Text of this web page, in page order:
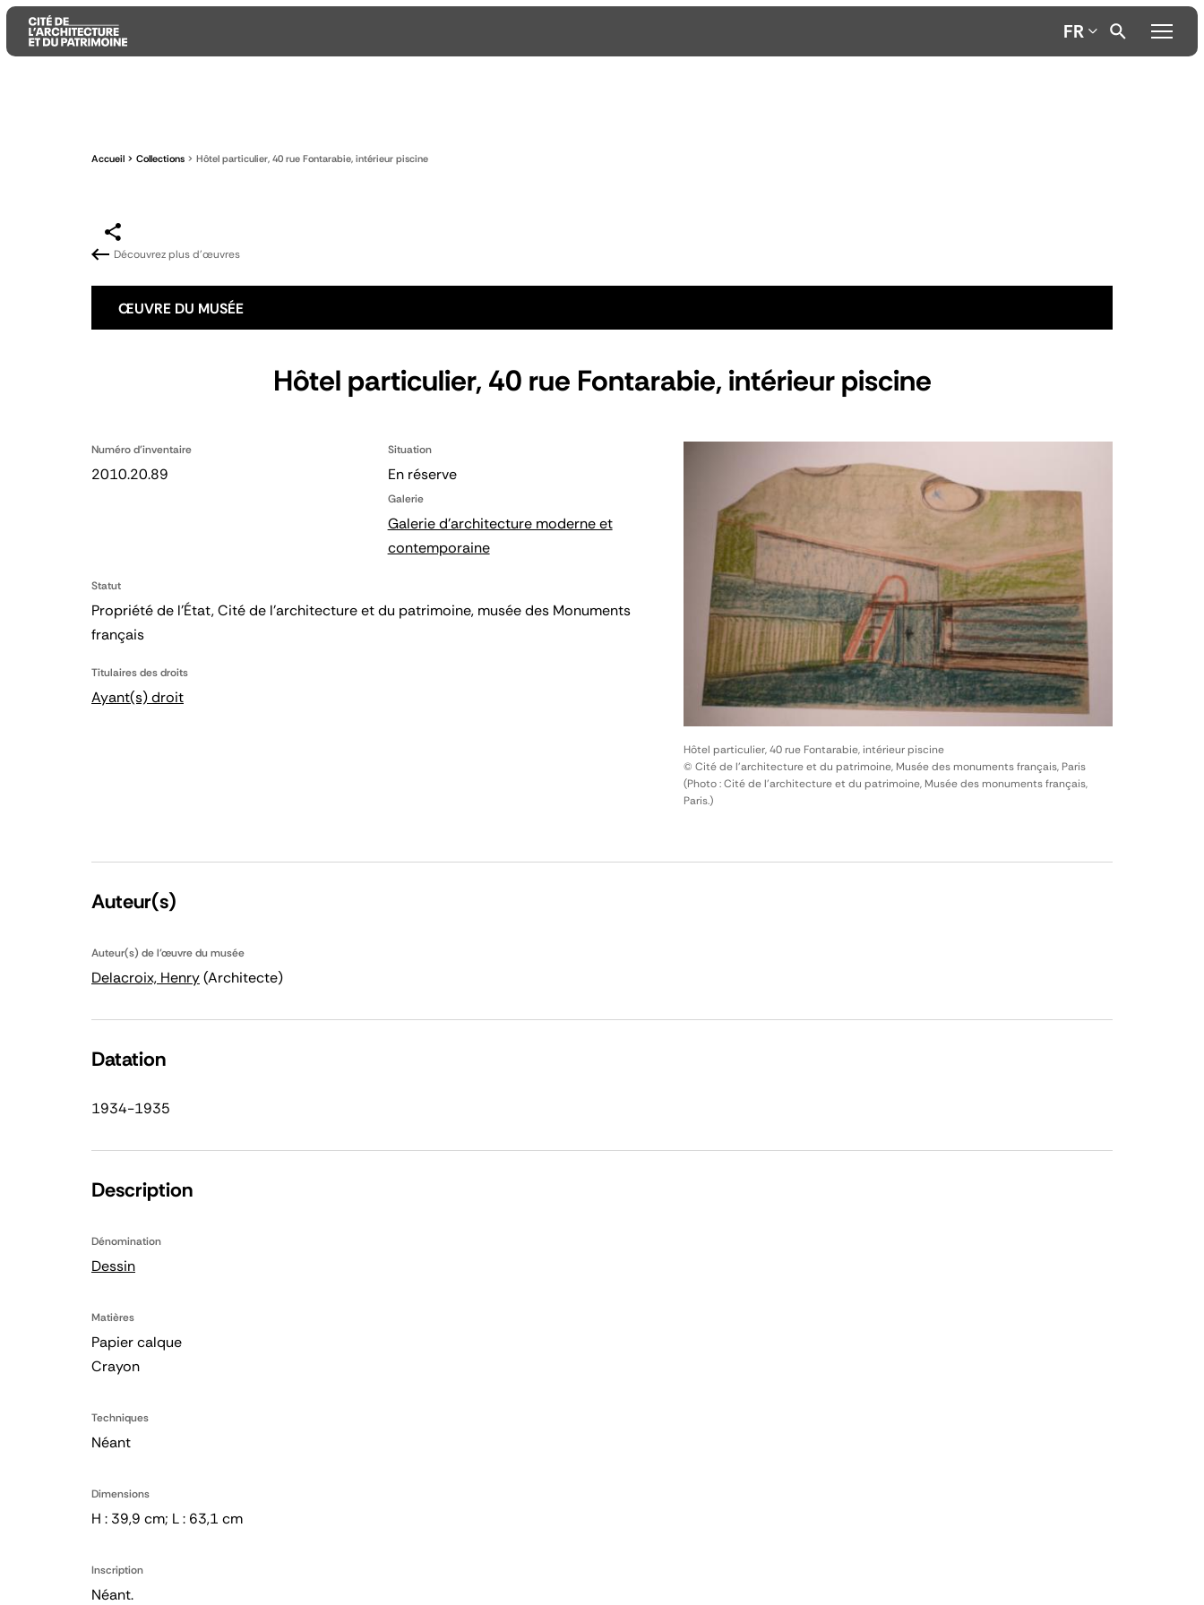
FR
Accueil Collections Hôtel particulier, 40 rue Fontarabie, intérieur piscine
Découvrez plus d'œuvres
ŒUVRE DU MUSÉE
Hôtel particulier, 40 rue Fontarabie, intérieur piscine
Numéro d'inventaire
2010.20.89
Situation
En réserve
Galerie
Galerie d'architecture moderne et
contemporaine
Statut
Propriété de l’État, Cité de l’architecture et du patrimoine, musée des Monuments
français
Titulaires des droits
Ayant(s) droit
Hôtel particulier, 40 rue Fontarabie, intérieur piscine
© Cité de l'architecture et du patrimoine, Musée des monuments français, Paris
(Photo : Cité de l'architecture et du patrimoine, Musée des monuments français,
Paris.)
Auteur(s)
Auteur(s) de l'œuvre du musée
Delacroix, Henry(Architecte)
Datation
1934-1935
Description
Dénomination
Dessin
Matières
Papier calque
Crayon
Techniques
Néant
Dimensions
H : 39,9 cm; L : 63,1 cm
Inscription
Néant.